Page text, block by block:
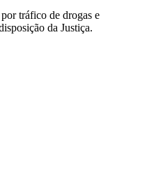
tráfico de drogas e
da Justiça.